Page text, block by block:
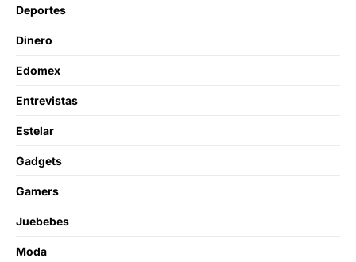
Deportes
Dinero
Edomex
Entrevistas
Estelar
Gadgets
Gamers
Juebebes
Moda